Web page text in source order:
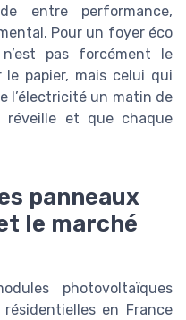
entre performance,
Pour un foyer éco
pas forcément le
papier, mais celui qui
l’électricité un matin de
réveille et que chaque
panneaux
le marché
photovoltaïques
en France